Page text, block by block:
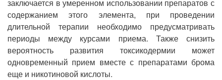
заключается в умеренном использовании препаратов с
содержанием этого элемента, при проведении
длительной терапии необходимо предусматривать
периоды между курсами приема. Также снизить
вероятность развития токсикодермии может
одновременный прием вместе с препаратами брома
еще и никотиновой кислоты.